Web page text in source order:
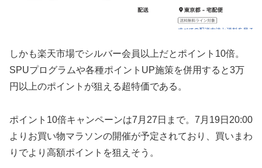
しかも楽天市場でシルバー会員以上だとポイント10倍。
SPUプログラムや各種ポイントUP施策を併用すると3万
円以上のポイントが狙える超特価である。
ポイント10倍キャンペーンは7月27日まで。7月19日20:00
よりお買い物マラソンの開催が予定されており、買いまわ
りでより高額ポイントを狙えそう。